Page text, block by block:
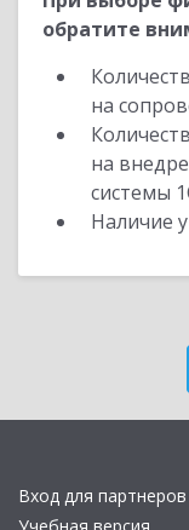
обратите
на
на
системы
Наличие
Вход для